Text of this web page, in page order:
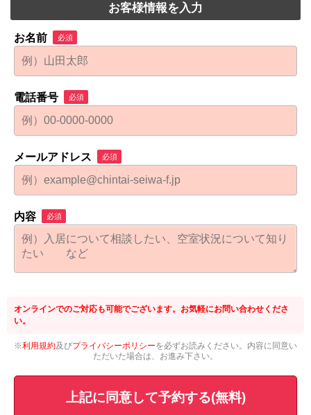
お客様情報を入力
お名前 必須
電話番号 必須
メールアドレス 必須
内容 必須
オンラインでのご対応も可能でございます。お気軽にお問い合わせくださ
い。
※利用規約及びプライバシーポリシーを必ずお読みください。内容に同意い
ただいた場合は、お進み下さい。
上記に同意して予約する(無料)